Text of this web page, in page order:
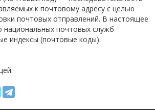
к почтовому адресу с целью
почтовых отправлений. В настоящее
почтовых служб
индексы (почтовые коды).